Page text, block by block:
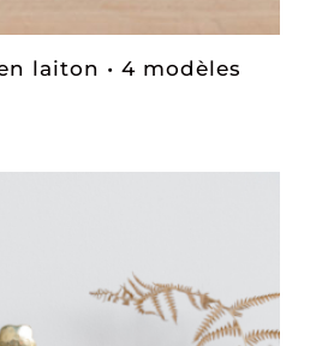
laiton • 4 modèles